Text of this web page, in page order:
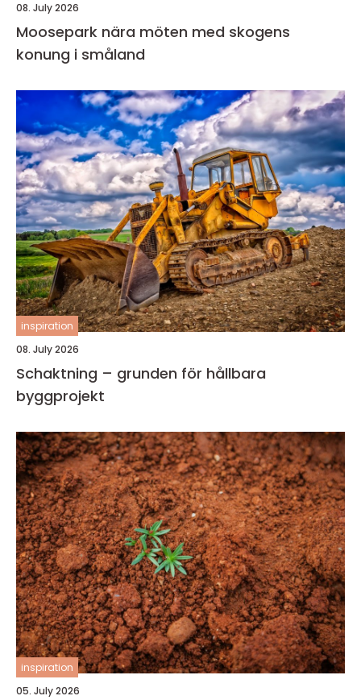
08. July 2026
Moosepark nära möten med skogens
konung i småland
inspiration
08. July 2026
Schaktning – grunden för hållbara
byggprojekt
inspiration
05. July 2026